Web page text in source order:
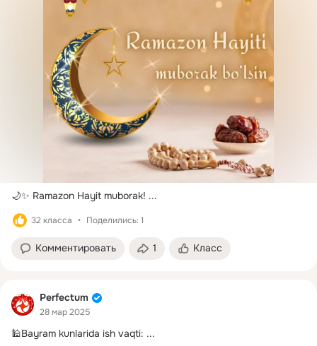
🌙✨ Ramazon Hayit muborak! ...
32 класса Поделились: 1
Комментировать 1 Класс
Perfectum
28 мар 2025
🕌Bayram kunlarida ish vaqti: ...